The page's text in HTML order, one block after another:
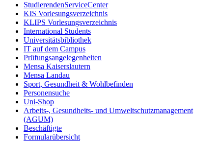
StudierendenServiceCenter
KIS Vorlesungsverzeichnis
KLIPS Vorlesungsverzeichnis
International Students
Universitätsbibliothek
IT auf dem Campus
Prüfungsangelegenheiten
Mensa Kaiserslautern
Mensa Landau
Sport, Gesundheit & Wohlbefinden
Personensuche
Uni-Shop
Arbeits-, Gesundheits- und Umweltschutzmanagement
(AGUM)
Beschäftigte
Formularübersicht